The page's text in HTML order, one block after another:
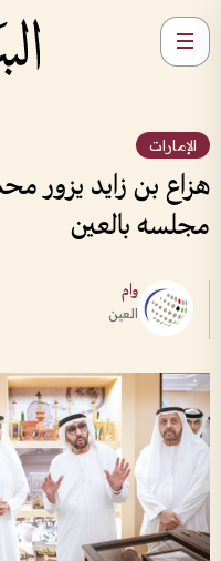
الإمارات
هزاع بن زايد يزور
مجلسه بالعين
وام
العين